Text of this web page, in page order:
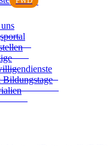
Bil­dungs­tage